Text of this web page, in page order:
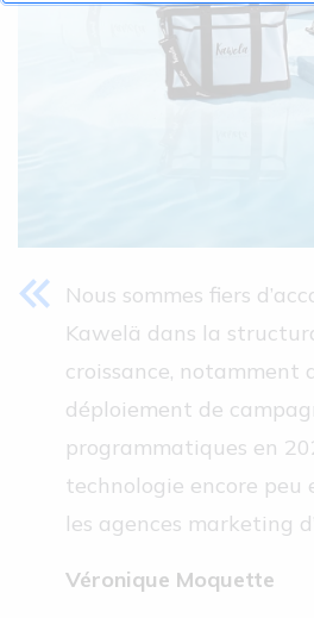
Nous sommes fiers
Kawelä dans la
croissance, notamment
déploiement de
programmatiques en
technologie encore peu
les agences marketing
Véronique Moquette